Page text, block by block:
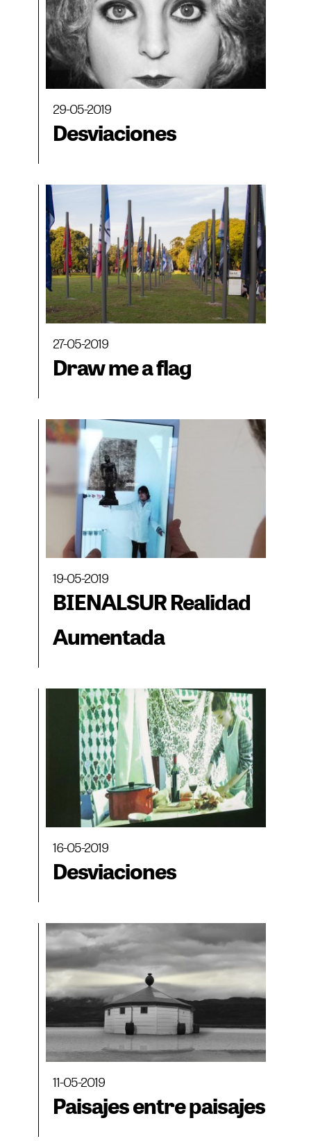
29-05-2019
Desviaciones
27-05-2019
Draw me a flag
19-05-2019
BIENALSUR Realidad
Aumentada
16-05-2019
Desviaciones
11-05-2019
Paisajes entre paisajes